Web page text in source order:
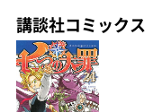
講談社コミックス